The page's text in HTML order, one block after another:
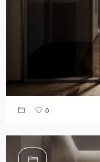
0